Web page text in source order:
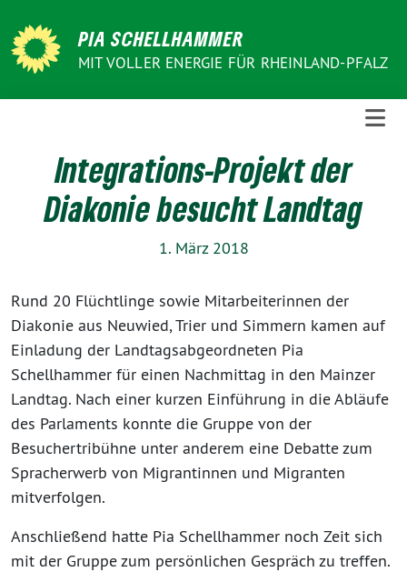
zum
Inhalt
PIA SCHELLHAMMER
MIT VOLLER ENERGIE FÜR RHEINLAND-PFALZ
Integrations-Projekt der
Diakonie besucht Landtag
1. März 2018
Rund 20 Flüchtlinge sowie Mitarbeiterinnen der
Diakonie aus Neuwied, Trier und Simmern kamen auf
Einladung der Landtagsabgeordneten Pia
Schellhammer für einen Nachmittag in den Mainzer
Landtag. Nach einer kurzen Einführung in die Abläufe
des Parlaments konnte die Gruppe von der
Besuchertribühne unter anderem eine Debatte zum
Spracherwerb von Migrantinnen und Migranten
mitverfolgen.
Anschließend hatte Pia Schellhammer noch Zeit sich
mit der Gruppe zum persönlichen Gespräch zu treffen.